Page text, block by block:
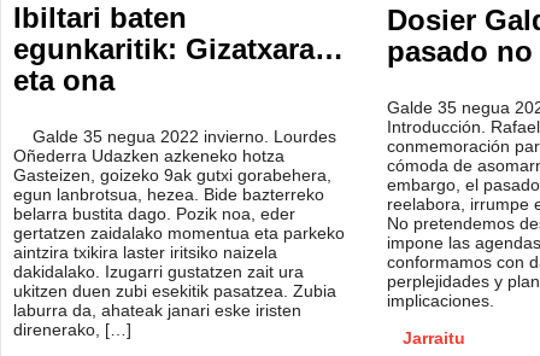
Ibiltari baten
egunkaritik: Gizatxara…
eta ona
Galde 35 negua 2022 invierno. Lourdes
Oñederra Udazken azkeneko hotza
Gasteizen, goizeko 9ak gutxi gorabehera,
egun lanbrotsua, hezea. Bide bazterreko
belarra bustita dago. Pozik noa, eder
gertatzen zaidalako momentua eta parkeko
aintzira txikira laster iritsiko naizela
dakidalako. Izugarri gustatzen zait ura
ukitzen duen zubi esekitik pasatzea. Zubia
laburra da, ahateak janari eske iristen
direnerako, […]
Dosier
pasado
Galde 35 negua
Introducción.
conmemoración
cómoda de
embargo, el
reelabora, irrumpe
No pretendemos
impone las
conformamos con
perplejidades y
implicaciones.
Jarraitu